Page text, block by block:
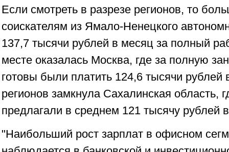
Если смотреть в разрезе регионов, то
соискателям из Ямало-Ненецкого
137,7 тысячи рублей в месяц за полный
месте оказалась Москва, где за полную
готовы были платить 124,6 тысячи рублей
регионов замкнула Сахалинская область,
предлагали в среднем 121 тысячу рублей
"Наибольший рост зарплат в офисном